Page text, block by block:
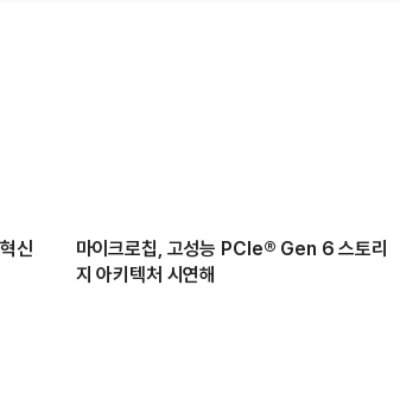
신
마이크로칩, 고성능 PCIe® Gen 6 스토리
지 아키텍처 시연해